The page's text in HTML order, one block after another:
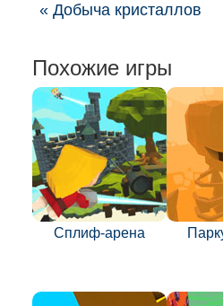
« Добыча кристаллов
Похожие игры
Сплиф-арена